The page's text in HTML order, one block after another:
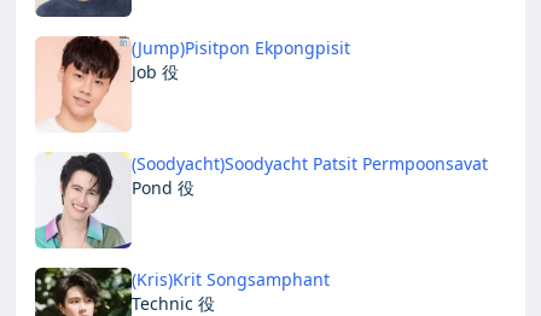
(Jump)Pisitpon Ekpongpisit
Job 役
(Soodyacht)Soodyacht Patsit Permpoonsavat
Pond 役
(Kris)Krit Songsamphant
Technic 役